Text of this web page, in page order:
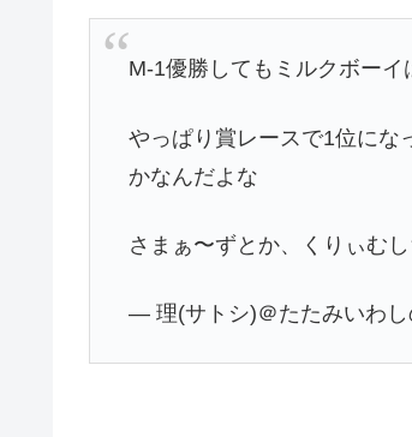
M-1優勝してもミルクボー
やっぱり賞レースで1位にな
かなんだよな
さまぁ〜ずとか、くりぃむ
— 理(サトシ)＠たたみいわ